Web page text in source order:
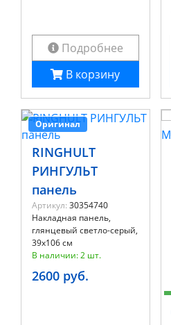
Подробнее
В корзину
Оригинал
RINGHULT
РИНГУЛЬТ
панель
Артикул: 30354740
Накладная панель,
глянцевый светло-серый,
39x106 см
В наличии: 2 шт.
2600 руб.